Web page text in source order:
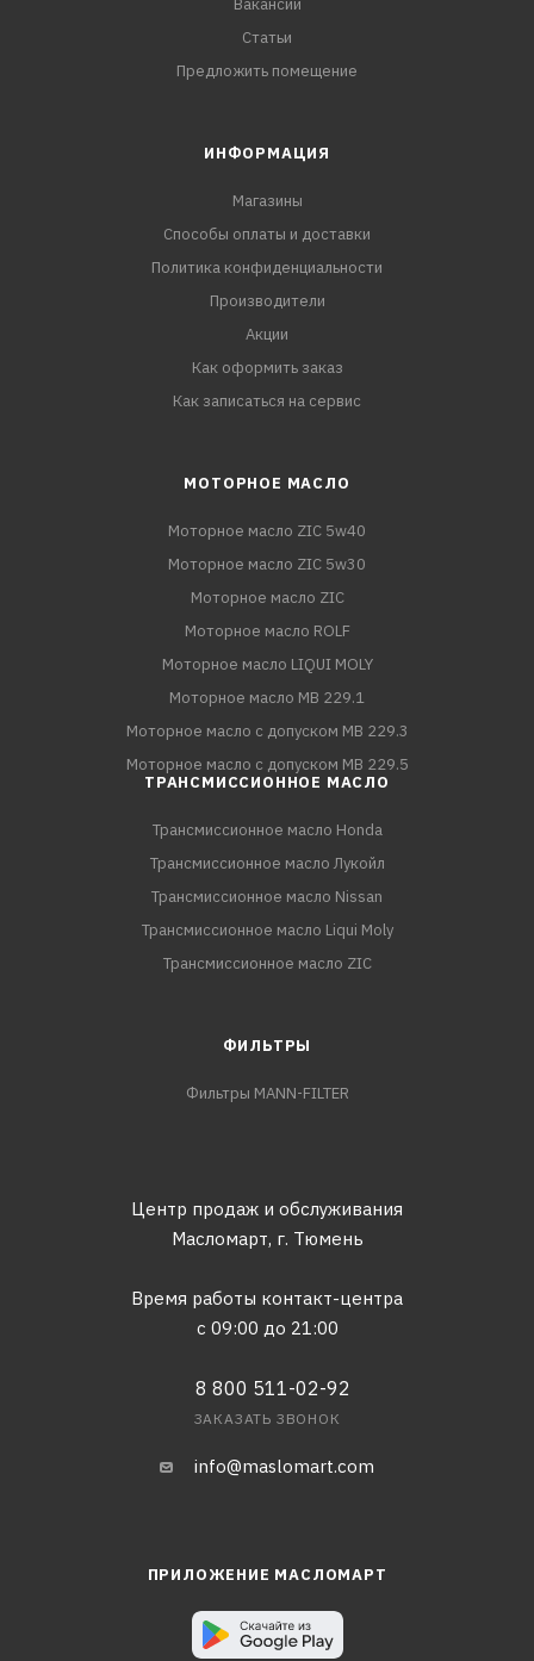
Вакансии
Статьи
Предложить помещение
ИНФОРМАЦИЯ
Магазины
Способы оплаты и доставки
Политика конфиденциальности
Производители
Акции
Как оформить заказ
Как записаться на сервис
МОТОРНОЕ МАСЛО
Моторное масло ZIC 5w40
Моторное масло ZIC 5w30
Моторное масло ZIC
Моторное масло ROLF
Моторное масло LIQUI MOLY
Моторное масло MB 229.1
Моторное масло с допуском MB 229.3
Моторное масло с допуском MB 229.5
ТРАНСМИССИОННОЕ МАСЛО
Трансмиссионное масло Honda
Трансмиссионное масло Лукойл
Трансмиссионное масло Nissan
Трансмиссионное масло Liqui Moly
Трансмиссионное масло ZIC
ФИЛЬТРЫ
Фильтры MANN-FILTER
Центр продаж и обслуживания
Масломарт, г. Тюмень
Время работы контакт-центра
с 09:00 до 21:00
8 800 511-02-92
ЗАКАЗАТЬ ЗВОНОК
info@maslomart.com
ПРИЛОЖЕНИЕ МАСЛОМАРТ